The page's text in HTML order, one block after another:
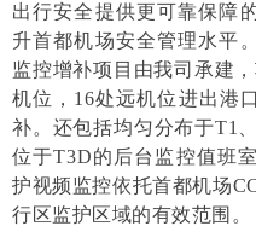
出行安全提供更可靠保障
升首都机场安全管理水平
监控增补项目由我司承建
机位，16处远机位进出港
补。还包括均匀分布于T1
位于T3D的后台监控值班
护视频监控依托首都机场
行区监护区域的有效范围。